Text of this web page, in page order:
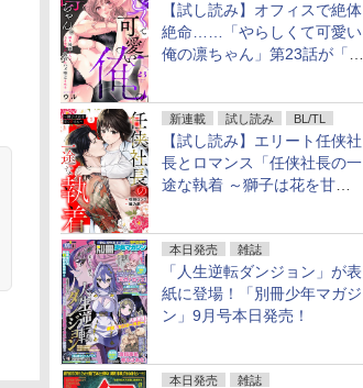
【試し読み】オフィスで絶体
絶命……「やらしくて可愛い
俺の凛ちゃん」第23話が「コ
新連載 試し読み BL/TL
【試し読み】エリート任侠社
長とロマンス「任侠社長の一
途な執着 ～獅子は花を甘く
本日発売 雑誌
「人生逆転ダンジョン」が表
紙に登場！「別冊少年マガジ
ン」9月号本日発売！
本日発売 雑誌